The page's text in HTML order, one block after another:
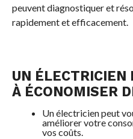
peuvent diagnostiquer et
rapidement et efficacement.
UN ÉLECTRICIEN
À ÉCONOMISER
Un électricien peut
améliorer votre
vos coûts.